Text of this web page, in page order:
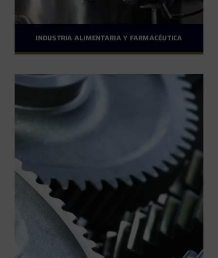
INDUSTRIA ALIMENTARIA Y FARMACÉUTICA